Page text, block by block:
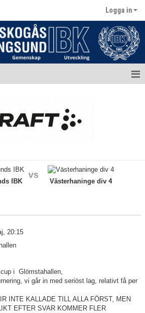
Logga in
IBK
vs
Västerhaninge div 4
20:15
cup i Glömstahallen,
vi går in med seriöst lag, relativt få per
INTE KALLADE TILL ALLA FÖRST, MEN
EFTER SVAR KOMMER FLER